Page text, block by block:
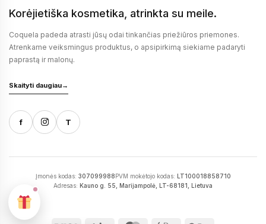
Korėjietiška kosmetika, atrinkta su meile.
Coquela padeda atrasti jūsų odai tinkančias priežiūros priemones.
Atrenkame veiksmingus produktus, o apsipirkimą siekiame padaryti
paprastą ir malonų.
Skaityti daugiau→
f T
Įmonės kodas: 307099988PVM mokėtojo kodas: LT100018858710
Adresas: Kauno g. 55, Marijampolė, LT-68181, Lietuva